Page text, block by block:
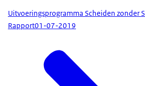
Uitvoeringsprogramma Scheiden zonder
Rapport01-07-2019